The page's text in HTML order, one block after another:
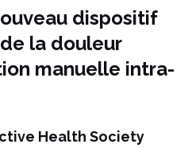
dispositif
la douleur
manuelle intra-
Health Society